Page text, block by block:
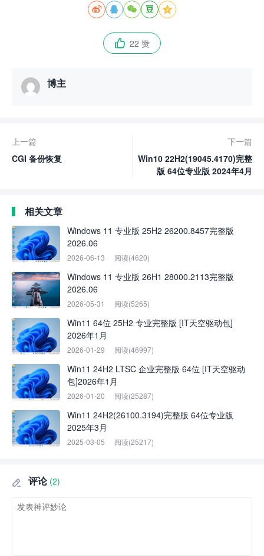
    
 22 赞
博主
上一篇
CGI 备份恢复
下一篇
Win10 22H2(19045.4170)完整
版 64位专业版 2024年4月
相关文章
Windows 11 专业版 25H2 26200.8457完整版
2026.06
2026-06-13 阅读(4620)
Windows 11 专业版 26H1 28000.2113完整版
2026.06
2026-05-31 阅读(5265)
Win11 64位 25H2 专业完整版 [IT天空驱动包]
2026年1月
2026-01-29 阅读(46997)
Win11 24H2 LTSC 企业完整版 64位 [IT天空驱动
包]2026年1月
2026-01-20 阅读(25287)
Win11 24H2(26100.3194)完整版 64位专业版
2025年3月
2025-03-05 阅读(25217)
 评论 (2)